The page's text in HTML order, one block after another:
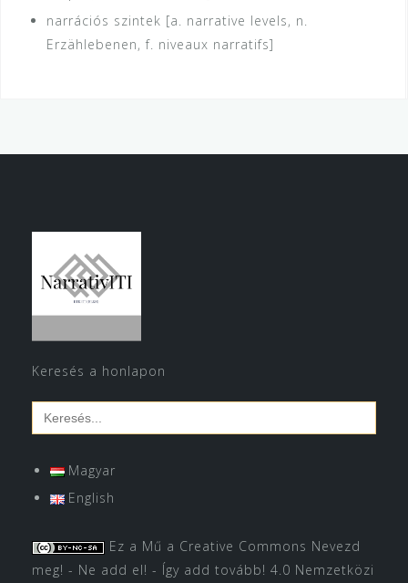
narrációs szintek [a. narrative levels, n.
Erzählebenen, f. niveaux narratifs]
Keresés a honlapon
Search
for:
Magyar
English
Ez a Mű a Creative Commons Nevezd
meg! - Ne add el! - Így add tovább! 4.0 Nemzetközi